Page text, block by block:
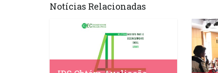
Notícias Relacionadas